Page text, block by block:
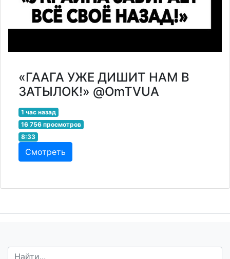
«ГААГА УЖЕ ДИШИТ НАМ В
ЗАТЫЛОК!» @OmTVUA
1 час назад
16 756 просмотров
8:33
Смотреть